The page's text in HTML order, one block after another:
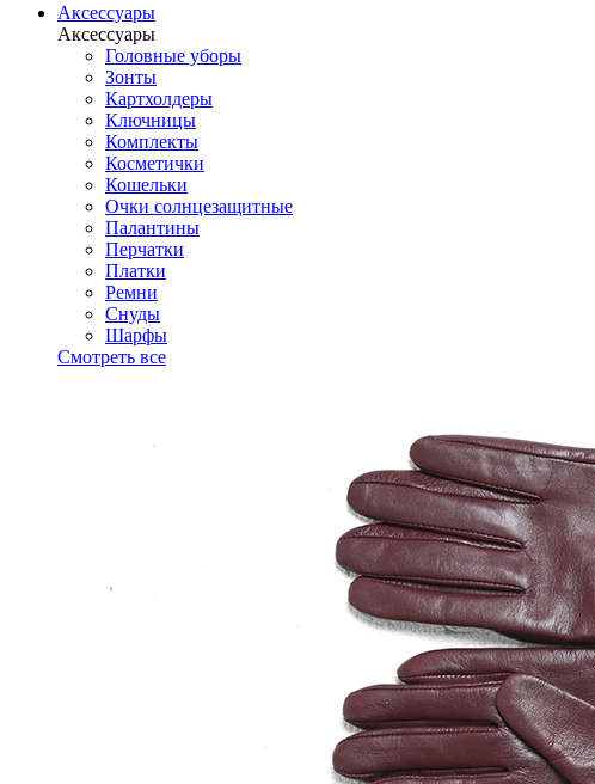
Аксессуары
Аксессуары
Головные уборы
Зонты
Картхолдеры
Ключницы
Комплекты
Косметички
Кошельки
Очки солнцезащитные
Палантины
Перчатки
Платки
Ремни
Снуды
Шарфы
Смотреть все